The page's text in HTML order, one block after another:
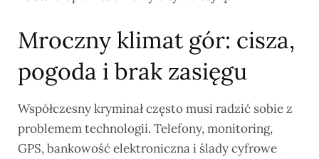
Mroczny klimat gór: cisza,
pogoda i brak zasięgu
Współczesny kryminał często musi radzić sobie z
problemem technologii. Telefony, monitoring,
GPS, bankowość elektroniczna i ślady cyfrowe